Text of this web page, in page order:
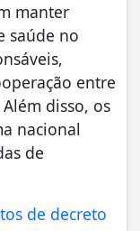
manter
saúde no
entre
disso, os
nacional
de
de decreto